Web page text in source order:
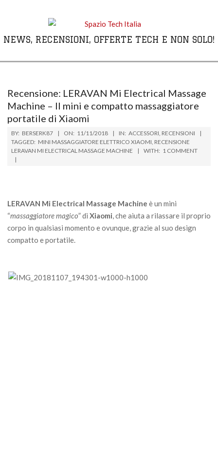
NEWS, RECENSIONI, OFFERTE TECH E NON SOLO!
MenuRecensione: LERAVAN Mi Electrical Massage
Machine – Il mini e compatto massaggiatore
portatile di Xiaomi
BY: BERSERK87 ON: 11/11/2018 IN: ACCESSORI RECENSIONI
TAGGED: MINI MASSAGGIATORE ELETTRICO XIAOMI RECENSIONE
LERAVAN MI ELECTRICAL MASSAGE MACHINE
WITH: 1 COMMENT
LERAVAN Mi Electrical Massage Machine è un mini
“massaggiatore magico” di Xiaomi, che aiuta a rilassare il proprio
corpo in qualsiasi momento e ovunque, grazie al suo design
compatto e portatile.